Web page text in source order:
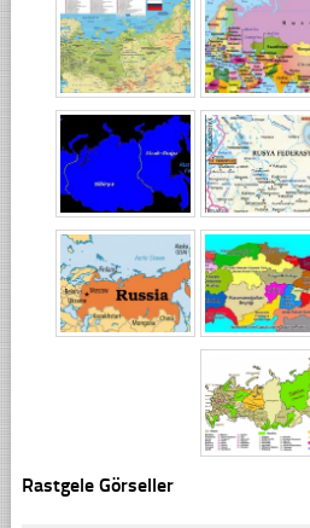
Rastgele Görseller